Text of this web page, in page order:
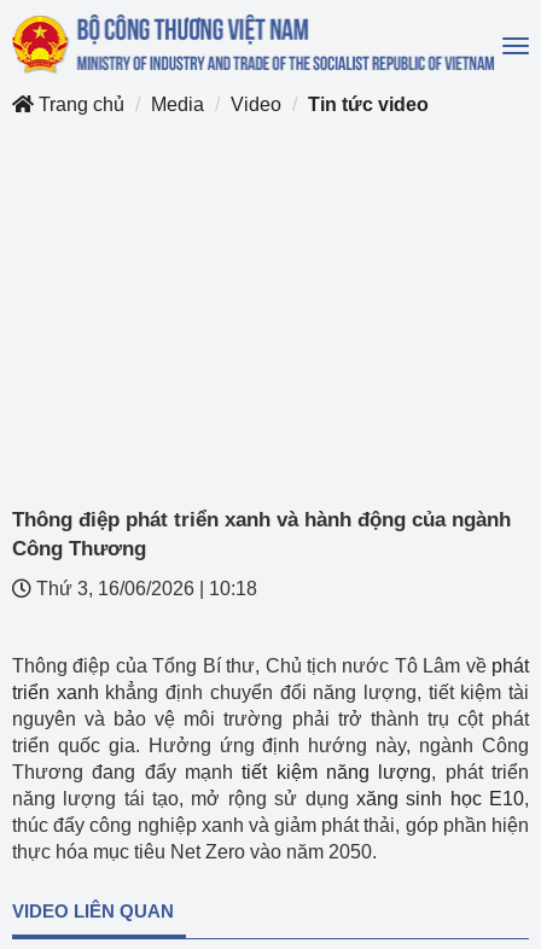
Trang chủ
Media Video Tin tức video
Thông điệp phát triển xanh và hành động của ngành
Công Thương
Thứ 3, 16/06/2026 10:18
Thông điệp của Tổng Bí thư, Chủ tịch nước Tô Lâm về phát
triển xanh khẳng định chuyển đổi năng lượng, tiết kiệm tài
nguyên và bảo vệ môi trường phải trở thành trụ cột phát
triển quốc gia. Hưởng ứng định hướng này, ngành Công
Thương đang đẩy mạnhtiết kiệm năng lượng, phát triển
năng lượng tái tạo, mở rộng sử dụng xăng sinh học E10,
thúc đẩy công nghiệp xanh và giảm phát thải, góp phần hiện
thực hóa mục tiêu Net Zero vào năm 2050.
VIDEO LIÊN QUAN